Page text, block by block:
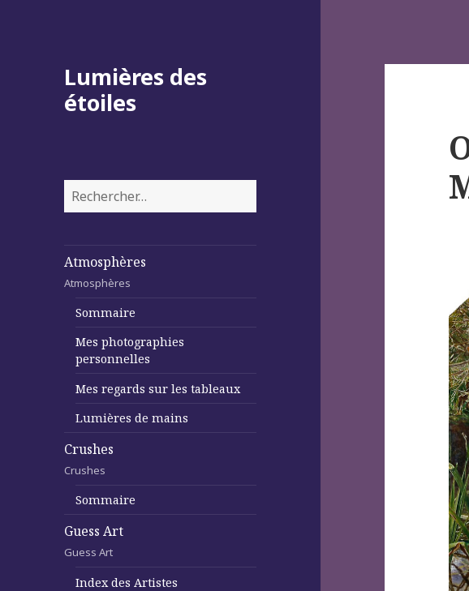
Lumières des
étoiles
Rechercher :
Atmosphères
Atmosphères
Sommaire
Mes photographies
personnelles
Mes regards sur les tableaux
Lumières de mains
Crushes
Crushes
Sommaire
Guess Art
Guess Art
Index des Artistes